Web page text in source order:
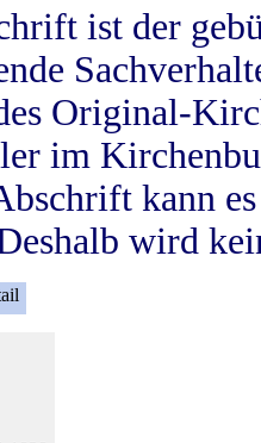
ist der
Original-
im
kann
wird